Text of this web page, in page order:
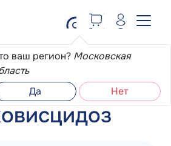
ваш регион? Московская
Да
Нет
пациента Муковисцидоз